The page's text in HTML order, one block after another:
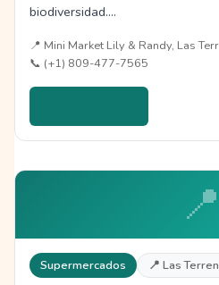
biodiversidad.…
📍 Mini Market Lily & Randy, Las
📞 (+1) 809-477-7565
📍
Supermercados 📍 Las